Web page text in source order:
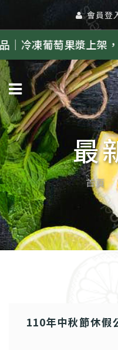
會員登
果漿上架，歡迎來電
最
首頁
110年中秋節休假